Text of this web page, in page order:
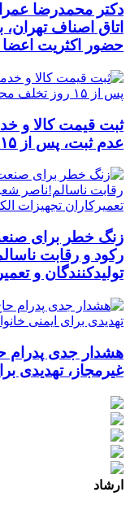
دکتر محمدرضا
اتاق اصناف
حضور اکثریت اعضا
عدم ثبت، پس از ۱۵ روز تخلف محسوب می‌شود
زنگ خطر برای
رکود و رقابت
تولیدکنندگان و
هشدار جدی پدرام
غیرمجاز، تهدیدی
ارشاد